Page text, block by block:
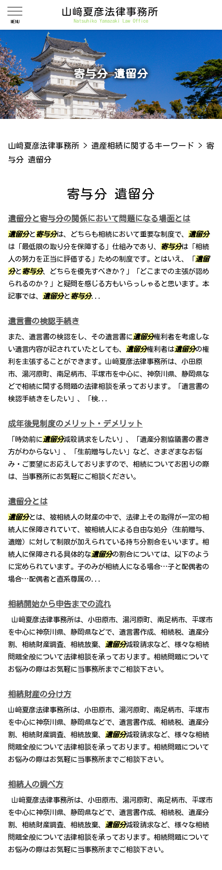
寄与分 遺留分
山﨑夏彦法律事務所 > 遺産相続に関するキーワード > 寄
与分 遺留分
寄与分 遺留分
遺留分と寄与分の関係において問題になる場面とは
遺留分と寄与分は、どちらも相続において重要な制度で、 遺留分
は「最低限の取り分を保障する」仕組みであり、 寄与分は「相続
人の努力を正当に評価する」ための制度です。とはいえ、「 遺留
分と寄与分、どちらを優先すべきか？」「どこまでの主張が認め
られるのか？」と疑問を感じる方もいらっしゃると思います。本
記事では、 遺留分と寄与分...
遺言書の検認手続き
また、遺言書の検認をし、その遺言書に遺留分権利者を考慮しな
い遺言内容が記されていたとしても、 遺留分権利者は遺留分の権
利を主張することができます。山﨑夏彦法律事務所は、小田原
市、湯河原町、南足柄市、平塚市を中心に、神奈川県、静岡県な
どで相続に関する問題の法律相談を承っております。「遺言書の
検認手続きをしたい」、「検...
成年後見制度のメリット・デメリット
「時効前に遺留分減殺請求をしたい」、「遺産分割協議書の書き
方がわからない」、「生前贈与したい」など、さまざまなお悩
み・ご要望にお応えしておりますので、相続についてお困りの際
は、当事務所にお気軽にご相談ください。
遺留分とは
遺留分とは、被相続人の財産の中で、法律上その取得が一定の相
続人に保障されていて、被相続人による自由な処分（生前贈与、
遺贈）に対して制限が加えられている持ち分割合をいいます。相
続人に保障される具体的な遺留分の割合については、以下のよう
に定められています。子のみが相続人になる場合…子と配偶者の
場合…配偶者と直系尊属の...
相続開始から申告までの流れ
山﨑夏彦法律事務所は、小田原市、湯河原町、南足柄市、平塚市
を中心に神奈川県、静岡県などで、遺言書作成、相続税、遺産分
割、相続財産調査、相続放棄、 遺留分減殺請求など、様々な相続
問題全般について法律相談を承っております。相続問題について
お悩みの際はお気軽に当事務所までご相談下さい。
相続財産の分け方
山﨑夏彦法律事務所は、小田原市、湯河原町、南足柄市、平塚市
を中心に神奈川県、静岡県などで、遺言書作成、相続税、遺産分
割、相続財産調査、相続放棄、 遺留分減殺請求など、様々な相続
問題全般について法律相談を承っております。相続問題について
お悩みの際はお気軽に当事務所までご相談下さい。
相続人の調べ方
山﨑夏彦法律事務所は、小田原市、湯河原町、南足柄市、平塚市
を中心に神奈川県、静岡県などで、遺言書作成、相続税、遺産分
割、相続財産調査、相続放棄、 遺留分減殺請求など、様々な相続
問題全般について法律相談を承っております。相続問題について
お悩みの際はお気軽に当事務所までご相談下さい。